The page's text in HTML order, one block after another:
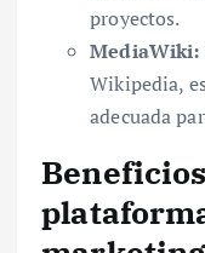
proyectos.
MediaWiki:
Wikipedia,
adecuada